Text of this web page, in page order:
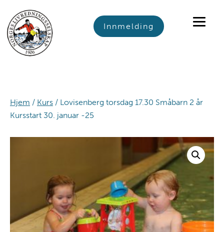
primary
navigation
main
content
footer
Innmelding
Hjem / Kurs / Lovisenberg torsdag 17.30 Småbarn 2 år
Kursstart 30. januar -25